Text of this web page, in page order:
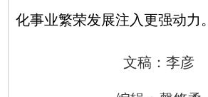
化事业繁荣发展注入更强动力。
文稿：李彦